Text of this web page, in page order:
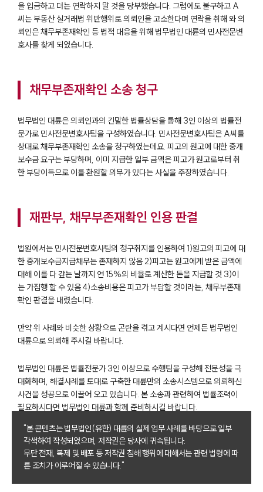
그룹소개
대륜의 강점
오시는 길
글로벌 파트너 로펌
고객의 소리
통합검색
AI대륜
업무사례
을 입금하고 더는 연락하지 말 것을 당부했습니다. 그럼에도 불구하고 A
씨는 부동산 실거래법 위반행위로 의뢰인을 고소한다며 연락을 취해 와 의
뢰인은 채무부존재확인 등 법적 대응을 위해 법무법인 대륜의 민사전문변
호사를 찾게 되었습니다.
채무부존재확인 소송 청구
법무법인 대륜은 의뢰인과의 긴밀한 법률상담을 통해 3인 이상의 법률전
문가로 민사전문변호사팀을 구성하였습니다. 민사전문변호사팀은 A씨를
상대로 채무부존재확인 소송을 청구하였는데요. 피고의 원고에 대한 중개
보수금 요구는 부당하며, 이미 지급한 일부 금액은 피고가 원고로부터 취
한 부당이득으로 이를 환원할 의무가 있다는 사실을 주장하였습니다.
재판부, 채무부존재확인 인용 판결
법원에서는 민사전문변호사팀의 청구취지를 인용하여 1)원고의 피고에 대
한 중개보수금지급채무는 존재하지 않음 2)피고는 원고에게 받은 금액에
대해 이를 다 갚는 날까지 연 15%의 비율로 계산한 돈을 지급할 것 3)이
는 가집행 할 수 있음 4)소송비용은 피고가 부담할 것이라는, 채무부존재
확인 판결을 내렸습니다.
만약 위 사례와 비슷한 상황으로 곤란을 겪고 계시다면 언제든 법무법인
대륜으로 의뢰해 주시길 바랍니다.
법무법인 대륜은 법률전문가 3인 이상으로 수행팀을 구성해 전문성을 극
대화하며, 해결사례를 토대로 구축한 대륜만의 소송시스템으로 의뢰하신
사건을 성공으로 이끌어 오고 있습니다. 본 소송과 관련하여 법률조력이
필요하시다면 법무법인 대륜과 함께 준비하시길 바랍니다.
"본 콘텐츠는 법무법인(유한) 대륜의 실제 업무 사례를 바탕으로 일부
각색하여 작성되었으며, 저작권은 당사에 귀속됩니다.
무단 전재, 복제 및 배포 등 저작권 침해 행위에 대해서는 관련 법령에 따
른 조치가 이루어질 수 있습니다."